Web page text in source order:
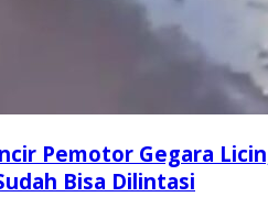
Pemotor Gegara
Bisa Dilintasi